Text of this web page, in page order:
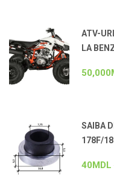
ATV-
LA
50,000
SAIBA
178F/
40MDL